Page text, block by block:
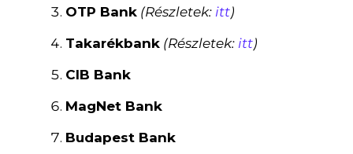
OTP Bank (Részletek: itt)
Takarékbank (Részletek: itt)
CIB Bank
MagNet Bank
Budapest Bank